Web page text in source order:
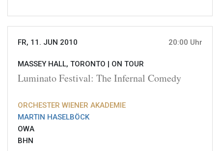
FR, 11. JUN 2010 20:00 Uhr
MASSEY HALL, TORONTO | ON TOUR
Luminato Festival: The Infernal Comedy
ORCHESTER WIENER AKADEMIE
MARTIN HASELBÖCK
OWA
BHN